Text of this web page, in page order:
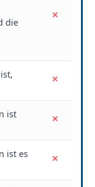
die
×
×
ist
×
ist es
×